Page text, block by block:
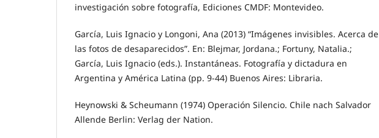
investigación sobre fotografía, Ediciones CMDF: Montevideo.
García, Luis Ignacio y Longoni, Ana (2013) “Imágenes invisibles. Acerca de
las fotos de desaparecidos”. En: Blejmar, Jordana.; Fortuny, Natalia.;
García, Luis Ignacio (eds.). Instantáneas. Fotografía y dictadura en
Argentina y América Latina (pp. 9-44) Buenos Aires: Libraria.
Heynowski & Scheumann (1974) Operación Silencio. Chile nach Salvador
Allende Berlin: Verlag der Nation.